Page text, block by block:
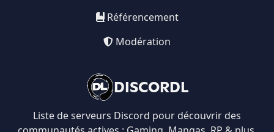
DISCORDL
Liste de serveurs Discord pour découvrir des
Référencement
Modération